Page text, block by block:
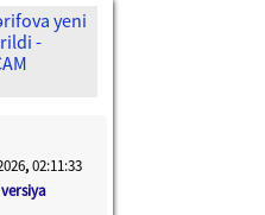
yeni
-
,02:11:35